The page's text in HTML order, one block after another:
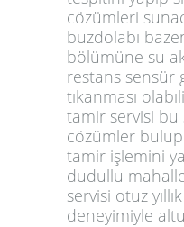
cözümleri
buzdolabı
bölümüne su
restans sensür
tıkanması
tamir servisi bu
cözümler
tamir işlemini
dudullu
servisi otuz
deneyimiyle